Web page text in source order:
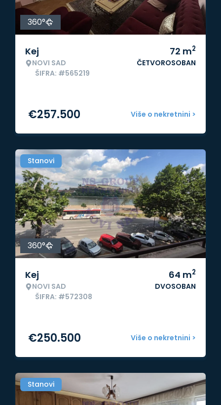
360°
Kej
NOVI SAD
ŠIFRA: #565219
72 m2
ČETVOROSOBAN
Više o nekretnini >
€257.500
Stanovi
360°
Kej
NOVI SAD
ŠIFRA: #572308
64 m2
DVOSOBAN
Više o nekretnini >
€250.500
Stanovi